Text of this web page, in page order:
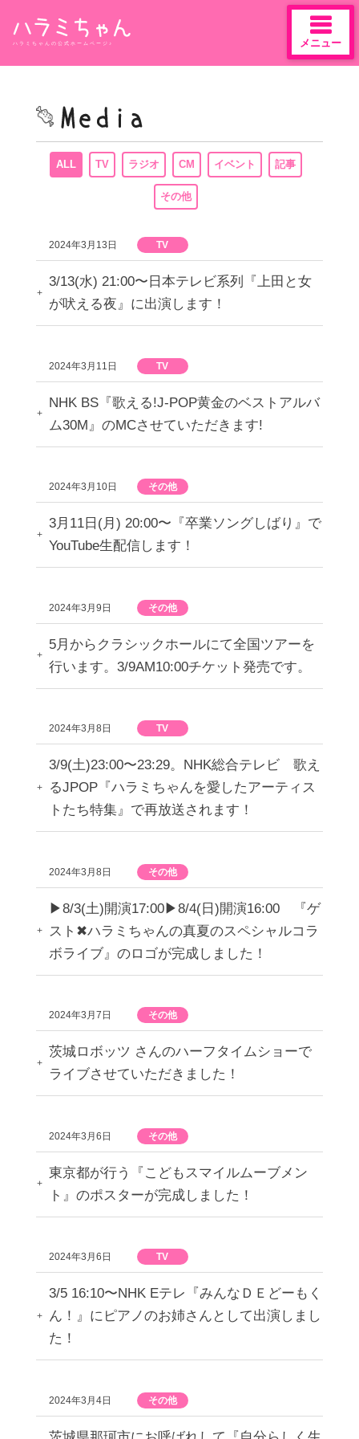
content
ハラミちゃんの公式ホームページ♪ メニュー
ALL TV ラジオ CM イベント 記事
その他
2024年3月13日 TV
3/13(水) 21:00〜日本テレビ系列『上田と女
が吠える夜』に出演します！
2024年3月11日 TV
NHK BS『歌える!J-POP黄金のベストアルバ
ム30M』のMCさせていただきます!
2024年3月10日 その他
3月11日(月) 20:00〜『卒業ソングしばり』で
YouTube生配信します！
2024年3月9日 その他
5月からクラシックホールにて全国ツアーを
行います。3/9AM10:00チケット発売です。
2024年3月8日 TV
3/9(土)23:00〜23:29。NHK総合テレビ 歌え
るJPOP『ハラミちゃんを愛したアーティス
トたち特集』で再放送されます！
2024年3月8日 その他
▶︎8/3(土)開演17:00▶︎8/4(日)開演16:00 『ゲ
スト✖︎ハラミちゃんの真夏のスペシャルコラ
ボライブ』のロゴが完成しました！
2024年3月7日 その他
茨城ロボッツ さんのハーフタイムショーで
ライブさせていただきました！
2024年3月6日 その他
東京都が行う『こどもスマイルムーブメン
ト』のポスターが完成しました！
2024年3月6日 TV
3/5 16:10〜NHK Eテレ『みんなＤＥどーもく
ん！』にピアノのお姉さんとして出演しまし
た！
2024年3月4日 その他